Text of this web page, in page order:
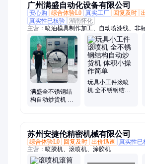
广州满盛自动化设备有限公司
安心购
综合体验L0 真实工厂 回复及时
真实性已核验 湖南怀化
主营： 喷油模具制作加工、自动喷漆线、非
备、自动喷漆机、自动洗模机、自动洗模喷
自动清洗机、玩具自动喷油机、自动喷漆流
线
满盛全不锈钢结
构自动炒货机 玩
玩具小工件滚喷
机 全不锈钢结构
苏州安捷伦精密机械有限公司
综合体验L0
回复及时 出价迅速 真实性已
主营： 喷胶机、滚喷机、涂胶机